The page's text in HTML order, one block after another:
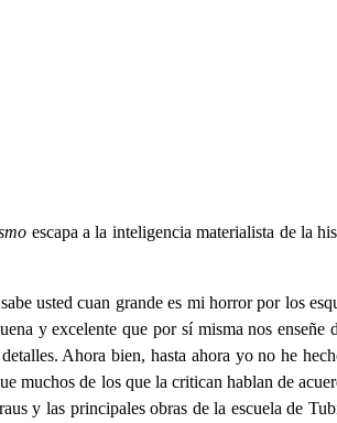
escapa a la inteligencia materialista de la
usted cuan grande es mi horror por los
y excelente que por sí misma nos enseñe
Ahora bien, hasta ahora yo no he
muchos de los que la critican hablan de
y las principales obras de la escuela de